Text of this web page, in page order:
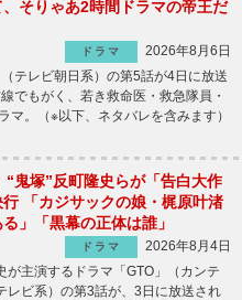
、そりゃあ2時間ドラマの帝王だ
ドラマ
2026年8月6日
テレビ朝日系）の第5話が4日に放送
もがく、若き救命医・救急隊員・
。（※以下、ネタバレを含みます）
“鬼塚”反町隆史らが「告白大作
「カジサックの娘・梶原叶渚
」「黒幕の正体は誰」
ドラマ
2026年8月4日
主演するドラマ「GTO」（カンテ
レビ系）の第3話が、3日に放送され